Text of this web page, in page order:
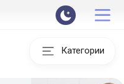
Категории